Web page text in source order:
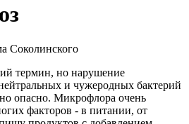
термин, но нарушение
и чужеродных бактерий
опасно. Микрофлора очень
факторов - в питании, от